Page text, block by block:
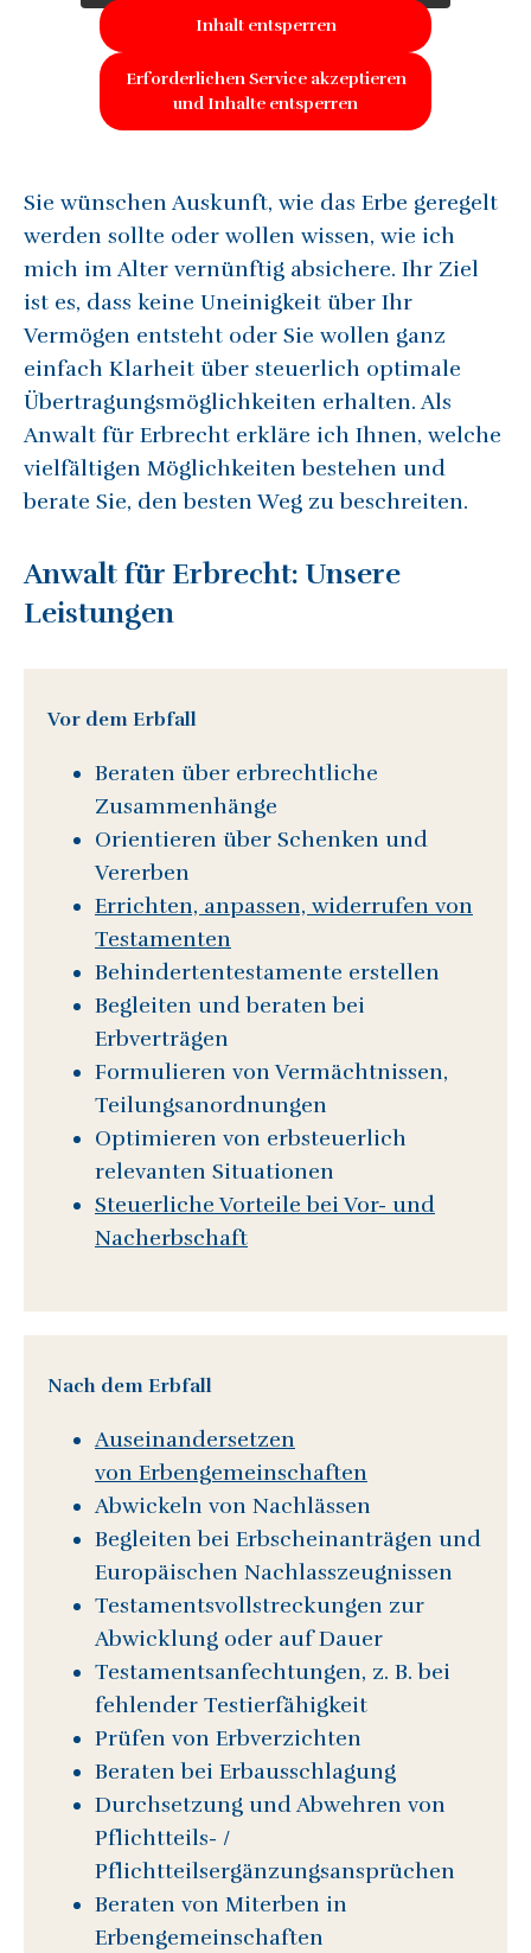
Inhalt entsperren
Erforderlichen Service akzeptieren
und Inhalte entsperren
Sie wünschen Auskunft, wie das Erbe geregelt
werden sollte oder wollen wissen, wie ich
mich im Alter vernünftig absichere. Ihr Ziel
ist es, dass keine Uneinigkeit über Ihr
Vermögen entsteht oder Sie wollen ganz
einfach Klarheit über steuerlich optimale
Übertragungsmöglichkeiten erhalten. Als
Anwalt für Erbrecht erkläre ich Ihnen, welche
vielfältigen Möglichkeiten bestehen und
berate Sie, den besten Weg zu beschreiten.
Anwalt für Erbrecht: Unsere
Leistungen
Vor dem Erbfall
Beraten über erbrechtliche
Zusammenhänge
Orientieren über Schenken und
Vererben
Errichten, anpassen, widerrufen von
Testamenten
Behindertentestamente erstellen
Begleiten und beraten bei
Erbverträgen
Formulieren von Vermächtnissen,
Teilungsanordnungen
Optimieren von erbsteuerlich
relevanten Situationen
Steuerliche Vorteile bei Vor- und
Nacherbschaft
Nach dem Erbfall
Auseinandersetzen
von Erbengemeinschaften
Abwickeln von Nachlässen
Begleiten bei Erbscheinanträgen und
Europäischen Nachlasszeugnissen
Testamentsvollstreckungen zur
Abwicklung oder auf Dauer
Testamentsanfechtungen, z. B. bei
fehlender Testierfähigkeit
Prüfen von Erbverzichten
Beraten bei Erbausschlagung
Durchsetzung und Abwehren von
Pflichtteils- /
Pflichtteilsergänzungsansprüchen
Beraten von Miterben in
Erbengemeinschaften